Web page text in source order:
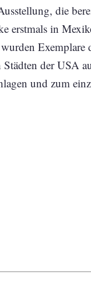
die
erstmals in
Exemplare
der USA
und zum